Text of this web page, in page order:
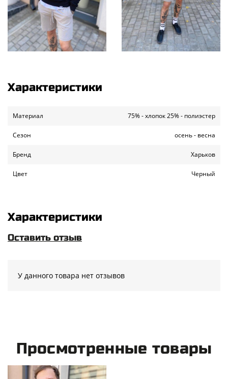
Характеристики
Материал 75% - хлопок 25% - полиэстер
Сезон осень - весна
Бренд Харьков
Цвет Черный
Характеристики
Оставить отзыв
У данного товара нет отзывов
Просмотренные товары